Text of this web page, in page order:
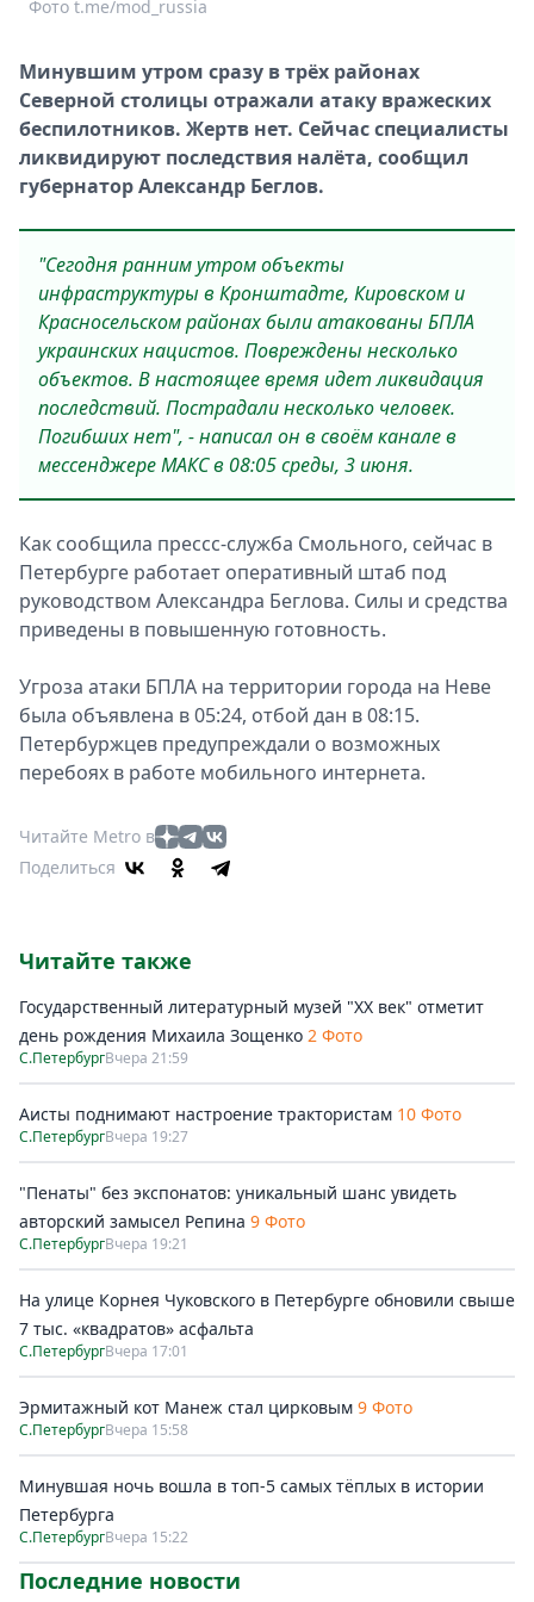
Выборы
2026
Скачай
Metro
Фото t.me/mod_russia
Минувшим утром сразу в трёх районах
Северной столицы отражали атаку вражеских
беспилотников. Жертв нет. Сейчас специалисты
ликвидируют последствия налёта, сообщил
губернатор Александр Беглов.
"Сегодня ранним утром объекты
инфраструктуры в Кронштадте, Кировском и
Красносельском районах были атакованы БПЛА
украинских нацистов. Повреждены несколько
объектов. В настоящее время идет ликвидация
последствий. Пострадали несколько человек.
Погибших нет", - написал он в своём канале в
мессенджере МАКС в 08:05 среды, 3 июня.
Как сообщила прессс-служба Смольного, сейчас в
Петербурге работает оперативный штаб под
руководством Александра Беглова. Силы и средства
приведены в повышенную готовность.
Угроза атаки БПЛА на территории города на Неве
была объявлена в 05:24, отбой дан в 08:15.
Петербуржцев предупреждали о возможных
перебоях в работе мобильного интернета.
Читайте Metro в
Поделиться
Читайте также
Государственный литературный музей "ХХ век" отметит
день рождения Михаила Зощенко 2 Фото
С.ПетербургВчера 21:59
Аисты поднимают настроение трактористам 10 Фото
С.ПетербургВчера 19:27
"Пенаты" без экспонатов: уникальный шанс увидеть
авторский замысел Репина 9 Фото
С.ПетербургВчера 19:21
На улице Корнея Чуковского в Петербурге обновили свыше
7 тыс. «квадратов» асфальта
С.ПетербургВчера 17:01
Эрмитажный кот Манеж стал цирковым 9 Фото
С.ПетербургВчера 15:58
Минувшая ночь вошла в топ-5 самых тёплых в истории
Петербурга
С.ПетербургВчера 15:22
Последние новости